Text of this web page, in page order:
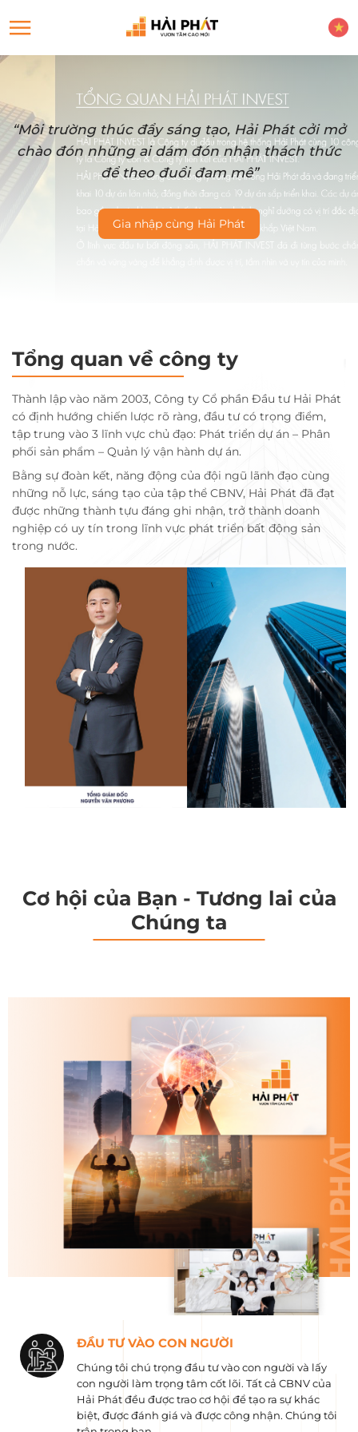
“Môi trường thúc đẩy sáng tạo, Hải Phát cởi mở
chào đón những ai dám đón nhận thách thức
để theo đuổi đam mê”
Gia nhập cùng Hải Phát
Tổng quan về công ty
Thành lập vào năm 2003, Công ty Cổ phần Đầu tư Hải Phát
có định hướng chiến lược rõ ràng, đầu tư có trọng điểm,
tập trung vào 3 lĩnh vực chủ đạo: Phát triển dự án – Phân
phối sản phẩm – Quản lý vận hành dự án.
Bằng sự đoàn kết, năng động của đội ngũ lãnh đạo cùng
những nỗ lực, sáng tạo của tập thể CBNV, Hải Phát đã đạt
được những thành tựu đáng ghi nhận, trở thành doanh
nghiệp có uy tín trong lĩnh vực phát triển bất động sản
trong nước.
Cơ hội của Bạn - Tương lai của
Chúng ta
ĐẦU TƯ VÀO CON NGƯỜI
Chúng tôi chú trọng đầu tư vào con người và lấy
con người làm trọng tâm cốt lõi. Tất cả CBNV của
Hải Phát đều được trao cơ hội để tạo ra sự khác
biệt, được đánh giá và được công nhận. Chúng tôi